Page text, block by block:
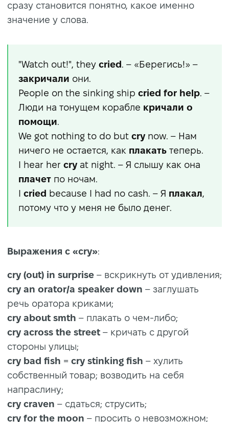
сразу становится понятно, какое именно
значение у слова.
"Watch out!", they cried . – «Берегись!» –
закричали они.
People on the sinking ship cried for help. –
Люди на тонущем корабле кричали о
помощи.
We got nothing to do but crynow. – Нам
ничего не остается, как плакать теперь.
I hear her cryat night. – Я слышу как она
плачет по ночам.
cried because I had no cash. – Я плакал,
потому что у меня не было денег.
Выражения с «cry»:
cry (out) in surprise – вскрикнуть от удивления;
cry an orator/a speaker down – заглушать
речь оратора криками;
cry about smth – плакать о чем-либо;
cry across the street – кричать с другой
стороны улицы;
cry bad fish = cry stinking fish – хулить
собственный товар; возводить на себя
напраслину;
cry craven – сдаться; струсить;
cry for the moon – просить о невозможном;